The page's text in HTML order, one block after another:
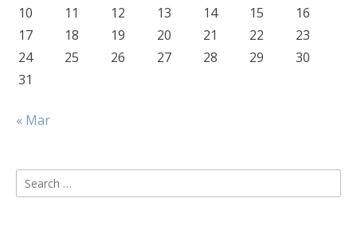
10
11 12 13 14 15
16
17
18 19 20 21 22
23
24
25 26 27 28 29
30
31
« Mar
Search
for: